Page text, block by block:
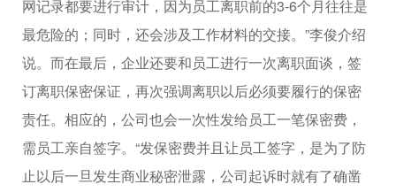
网记录都要进行审计，因为员工离职前的3-6个月往往是
最危险的；同时，还会涉及工作材料的交接。”李俊介绍
说。而在最后，企业还要和员工进行一次离职面谈，签
订离职保密保证，再次强调离职以后必须要履行的保密
责任。相应的，公司也会一次性发给员工一笔保密费，
需员工亲自签字。“发保密费并且让员工签字，是为了防
止以后一旦发生商业秘密泄露，公司起诉时就有了确凿